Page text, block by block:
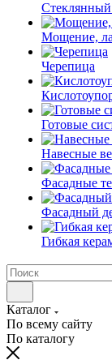
Мощение,
Черепица
Готовые
Навесные
Фасадные
Фасадный
Гибкая
Каталог
По всему сайту
По каталогу